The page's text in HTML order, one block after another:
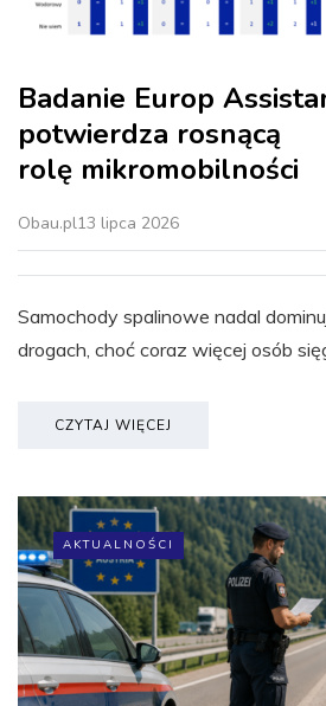
Badanie Europ
potwierdza rosnącą
rolę mikromobilności
Obau.pl13 lipca 2026
Samochody spalinowe nadal
drogach, choć coraz więcej osób
CZYTAJ WIĘCEJ
AKTUALNOŚCI